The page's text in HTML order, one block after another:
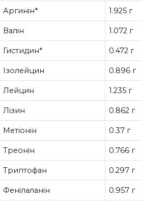
Аргинін* 1.925 г
Валін 1.072 г
Гистидин* 0.472 г
Ізолейцин 0.896 г
Лейцин 1.235 г
Лізин 0.862 г
Метіонін 0.37 г
Треонін 0.766 г
Триптофан 0.297 г
Фенілаланін 0.957 г